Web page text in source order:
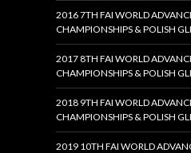
2016 7TH FAI WORLD
CHAMPIONSHIPS & POLISH
2017 8TH FAI WORLD
CHAMPIONSHIPS & POLISH
2018 9TH FAI WORLD
CHAMPIONSHIPS & POLISH
2019 10TH FAI WORLD